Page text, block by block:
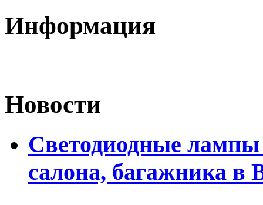
Информация
Новости
Светодиодные лампы
салона, багажника в